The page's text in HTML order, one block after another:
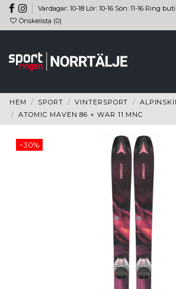
Vardagar: 10-18 Lör: 10-16 Sön: 11-16 Ring
Önskelista (0)
HEM SPORT VINTERSPORT
ATOMIC MAVEN 86 + WAR 11 MNC
−30%